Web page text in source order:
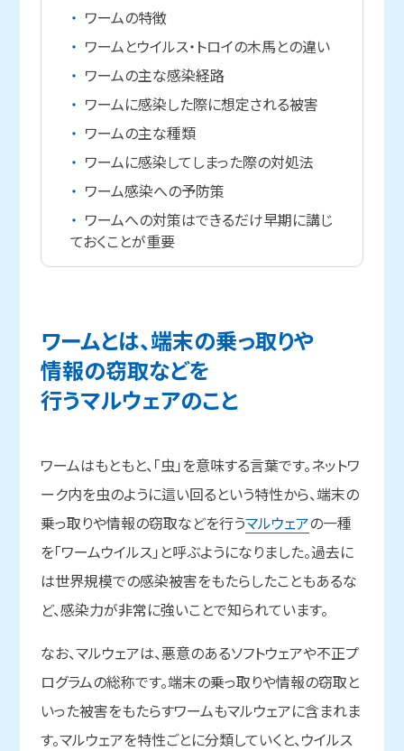
ワームの特徴
ワームとウイルス・トロイの木馬との違い
ワームの主な感染経路
ワームに感染した際に想定される被害
ワームの主な種類
ワームに感染してしまった際の対処法
ワーム感染への予防策
ワームへの対策はできるだけ早期に講じ
ておくことが重要
ワームとは、端末の乗っ取りや
情報の窃取などを
行うマルウェアのこと
ワームはもともと、「虫」を意味する言葉です。ネットワ
ーク内を虫のように這い回るという特性から、端末の
乗っ取りや情報の窃取などを行うマルウェアの一種
を「ワームウイルス」と呼ぶようになりました。過去に
は世界規模での感染被害をもたらしたこともあるな
ど、感染力が非常に強いことで知られています。
なお、マルウェアは、悪意のあるソフトウェアや不正プ
ログラムの総称です。端末の乗っ取りや情報の窃取と
いった被害をもたらすワームもマルウェアに含まれま
す。マルウェアを特性ごとに分類していくと、ウイルス